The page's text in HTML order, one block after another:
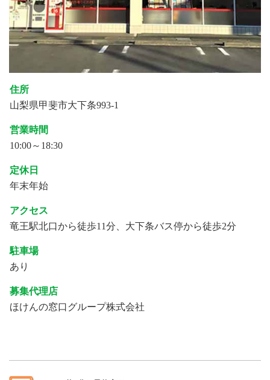
住所
山梨県甲斐市大下条993-1
営業時間
10:00～18:30
定休日
年末年始
アクセス
竜王駅北口から徒歩11分、大下条バス停から徒歩2分
駐車場
あり
募集代理店
ほけんの窓口グループ株式会社